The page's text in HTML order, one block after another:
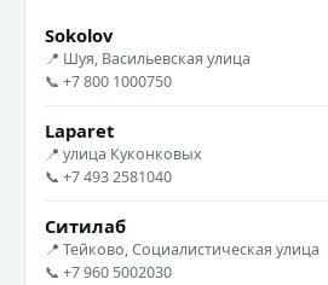
Sokolov
📍 Шуя, Васильевская улица
📞 +7 800 1000750
Laparet
📍 улица Куконковых
📞 +7 493 2581040
Ситилаб
📍 Тейково, Социалистическая улица
📞 +7 960 5002030